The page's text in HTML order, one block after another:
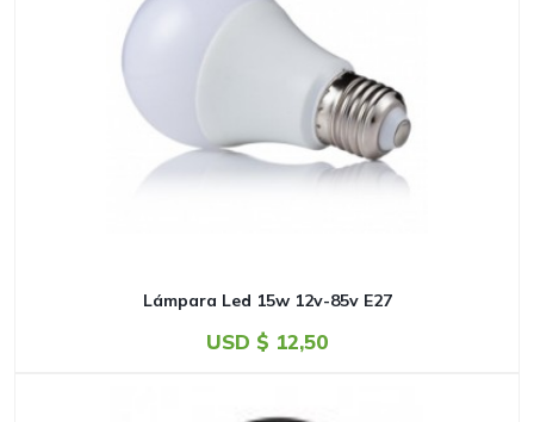
Lámpara Led 15w 12v-85v E27
USD $ 12,50